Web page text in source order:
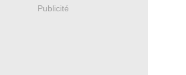
Publicité